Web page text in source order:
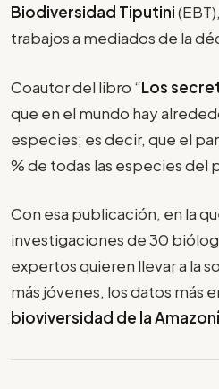
Biodiversidad Tiputini
trabajos a mediados de la
Coautor del libro “Los
que en el mundo hay
especies; es decir, que el
% de todas las especies del
Con esa publicación, en la
investigaciones de 30
expertos quieren llevar a la
más jóvenes, los datos más
bioviversidad de la